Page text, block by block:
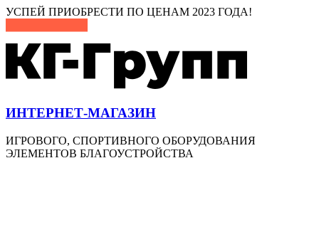
Перейти
УСПЕЙ ПРИОБРЕСТИ ПО ЦЕНАМ 2023 ГОДА!
ИНТЕРНЕТ-МАГАЗИН
ИГРОВОГО, СПОРТИВНОГО ОБОРУДОВАНИЯ
ЭЛЕМЕНТОВ БЛАГОУСТРОЙСТВА